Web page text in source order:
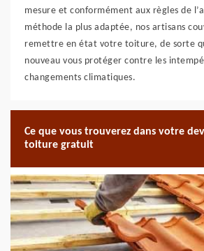
mesure et conformément aux règles de
méthode la plus adaptée, nos artisans
remettre en état votre toiture, de sorte
nouveau vous protéger contre les
changements climatiques.
Ce que vous trouverez dans votre
toiture gratuit